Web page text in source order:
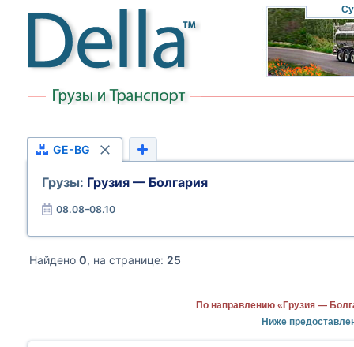
GE-BG
Грузы: Грузия — Болгария
08.08–08.10
Найдено 0, на странице: 25
По направлению «Грузия —
Ниже